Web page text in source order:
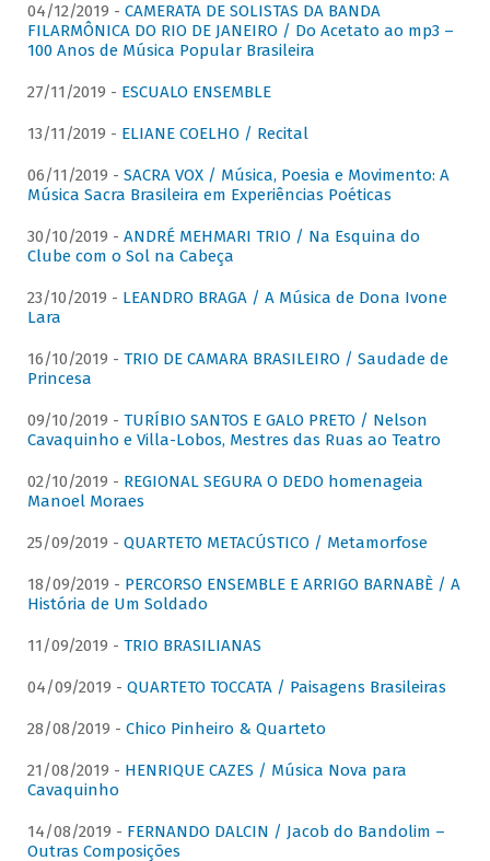
04/12/2019 - CAMERATA DE SOLISTAS DA BANDA
FILARMÔNICA DO RIO DE JANEIRO / Do Acetato ao mp3 –
100 Anos de Música Popular Brasileira
27/11/2019 - ESCUALO ENSEMBLE
13/11/2019 - ELIANE COELHO / Recital
06/11/2019 - SACRA VOX / Música, Poesia e Movimento: A
Música Sacra Brasileira em Experiências Poéticas
30/10/2019 - ANDRÉ MEHMARI TRIO / Na Esquina do
Clube com o Sol na Cabeça
23/10/2019 - LEANDRO BRAGA / A Música de Dona Ivone
Lara
16/10/2019 - TRIO DE CAMARA BRASILEIRO / Saudade de
Princesa
09/10/2019 - TURÍBIO SANTOS E GALO PRETO / Nelson
Cavaquinho e Villa-Lobos, Mestres das Ruas ao Teatro
02/10/2019 - REGIONAL SEGURA O DEDO homenageia
Manoel Moraes
25/09/2019 - QUARTETO METACÚSTICO / Metamorfose
18/09/2019 - PERCORSO ENSEMBLE E ARRIGO BARNABÈ / A
História de Um Soldado
11/09/2019 - TRIO BRASILIANAS
04/09/2019 - QUARTETO TOCCATA / Paisagens Brasileiras
28/08/2019 - Chico Pinheiro & Quarteto
21/08/2019 - HENRIQUE CAZES / Música Nova para
Cavaquinho
14/08/2019 - FERNANDO DALCIN / Jacob do Bandolim –
Outras Composições